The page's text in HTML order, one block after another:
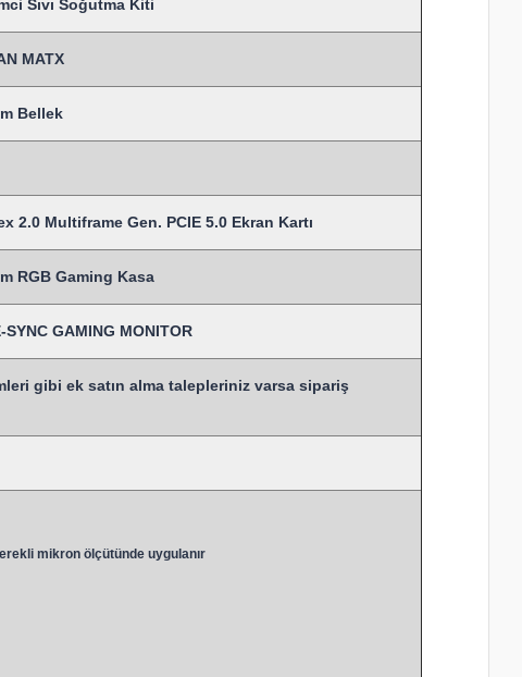
Sıvı Soğutma Kiti
MATX
Bellek
2.0 Multiframe Gen. PCIE 5.0 Ekran Kartı
RGB Gaming Kasa
GAMING MONITOR
gibi ek satın alma talepleriniz varsa sipariş
mikron ölçütünde uygulanır